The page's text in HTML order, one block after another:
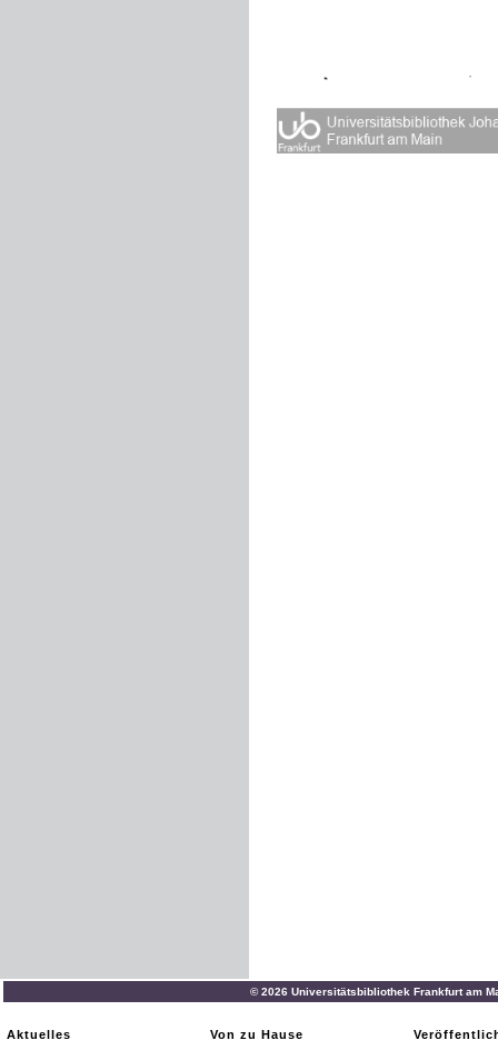
© 2026 Universitätsbibliothek Frankfurt am
Aktuelles
Von zu Hause